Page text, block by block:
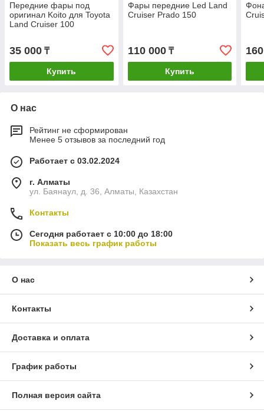
Передние фары под
оригинал Koito для Toyota
Land Cruiser 100
35 000 ₸
Купить
Фары передние Led Land
Cruiser Prado 150
110 000₸
Купить
О нас
Рейтинг не сформирован
Менее 5 отзывов за последний год
Работает с 03.02.2024
г. Алматы
ул. Баянаул, д. 36, Алматы, Казахстан
Контакты
Сегодня работает с 10:00 до 18:00
Показать весь график работы
О нас
Контакты
Доставка и оплата
График работы
Полная версия сайта